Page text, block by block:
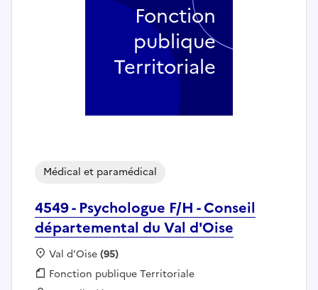
4549 - Psychologue F/H - Conseil
départemental du Val d'Oise
Médical et paramédical
Localisation :
Val d'Oise(95)
Fonction publique :
Fonction publique Territoriale
Fonction
publique
Territoriale